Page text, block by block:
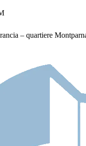
– quartiere